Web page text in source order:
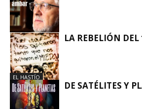
EL HASTÍO
EL HASTÍO
LA REBELIÓN DEL
DE SATÉLITES Y